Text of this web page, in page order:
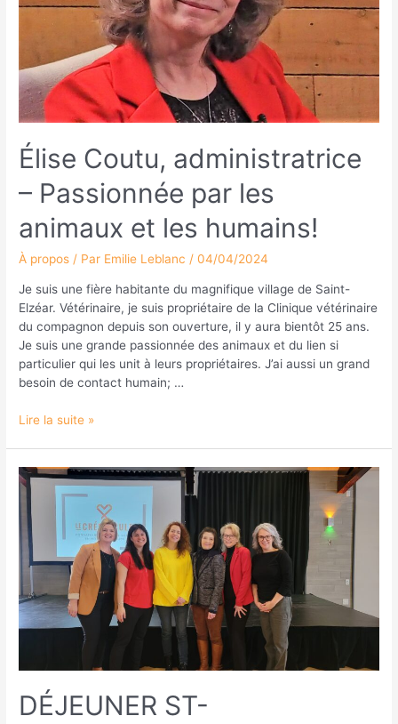
Élise Coutu, administratrice
– Passionnée par les
animaux et les humains!
À propos / Par Emilie Leblanc /04/04/2024
Je suis une fière habitante du magnifique village de Saint-
Elzéar. Vétérinaire, je suis propriétaire de la Clinique vétérinaire
du compagnon depuis son ouverture, il y aura bientôt 25 ans.
Je suis une grande passionnée des animaux et du lien si
particulier qui les unit à leurs propriétaires. J’ai aussi un grand
besoin de contact humain; …
Lire la suite »
DÉJEUNER ST-